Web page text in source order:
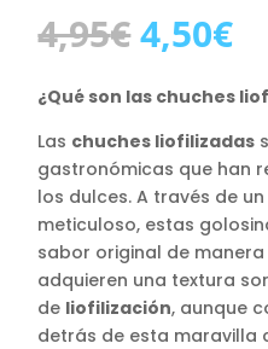
4,95€El
precio
era:
4,95€.
4,50€El
¿Qué son las chuches
Las chuches liofilizadas
gastronómicas que han
los dulces. A través de
meticuloso, estas
sabor original de
adquieren una textura
de liofilización, aunque
detrás de esta maravilla